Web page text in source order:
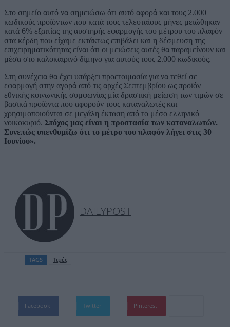
Στο σημείο αυτό να σημειώσω ότι αυτό αφορά και τους 2.000
κωδικούς προϊόντων που κατά τους τελευταίους μήνες μειώθηκαν
κατά 6% εξαιτίας της αυστηρής εφαρμογής του μέτρου του πλαφόν
στα κέρδη που είχαμε εκτάκτως επιβάλει και η δέσμευση της
επιχειρηματικότητας είναι ότι οι μειώσεις αυτές θα παραμείνουν και
μέσα στο καλοκαιρινό δίμηνο για αυτούς τους 2.000 κωδικούς.
Στη συνέχεια θα έχει υπάρξει προετοιμασία για να τεθεί σε
εφαρμογή στην αγορά από τις αρχές Σεπτεμβρίου ως προϊόν
εθνικής κοινωνικής συμφωνίας μία δραστική μείωση των τιμών σε
βασικά προϊόντα που αφορούν τους καταναλωτές και
χρησιμοποιούνται σε μεγάλη έκταση από το μέσο ελληνικό
νοικοκυριό. Στόχος μας είναι η προστασία των καταναλωτών.
Συνεπώς υπενθυμίζω ότι το μέτρο του πλαφόν λήγει στις 30
Ιουνίου».
DAILYPOST
TAGS Τιμές
Facebook Twitter Pinterest